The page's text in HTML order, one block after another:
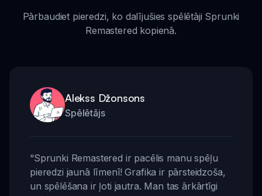
Pārbaudiet pieredzi, ko dalījušies spēlētāji Sprunki
Remastered kopienā.
Alekss Džonsons
Spēlētājs
“Sprunki Remastered ir pacēlis manu spēļu
pieredzi jaunā līmenī! Grafika ir pārsteidzoša,
un spēlēšana ir ļoti jautra. Man tas ārkārtīgi